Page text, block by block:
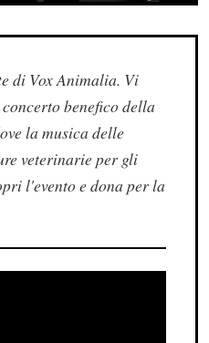
di Vox Animalia. Vi
benefico della
la musica delle
veterinarie per gli
l'evento e dona per la